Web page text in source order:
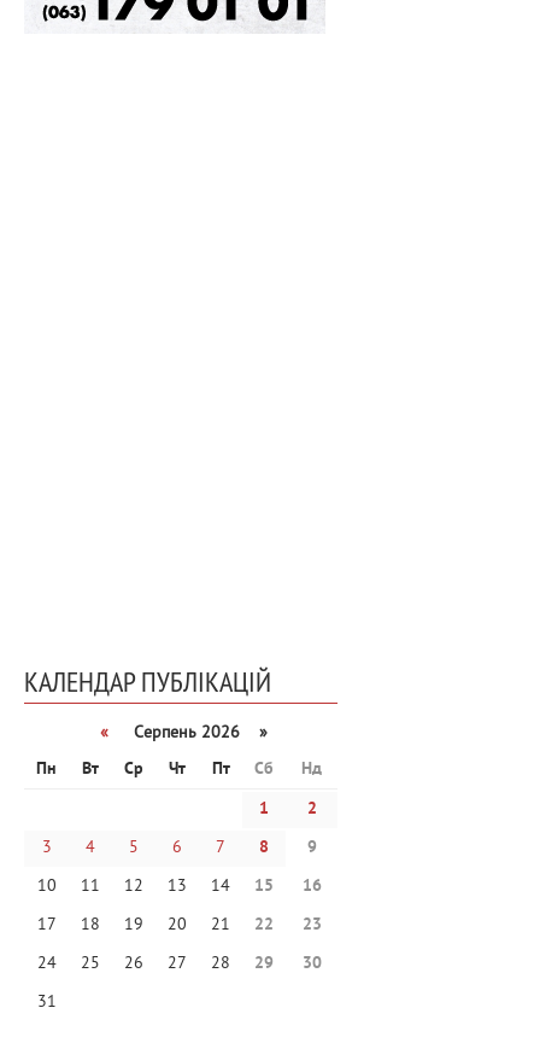
КАЛЕНДАР ПУБЛІКАЦІЙ
«
Серпень 2026 »
Пн
Вт Ср Чт Пт Сб
Нд
1
2
3
4 5 6 7 8
9
10
11 12 13 14 15
16
17
18 19 20 21 22
23
24
25 26 27 28 29
30
31